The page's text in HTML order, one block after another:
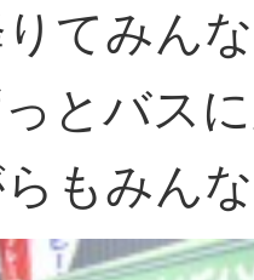
てみん
とバス
もみん